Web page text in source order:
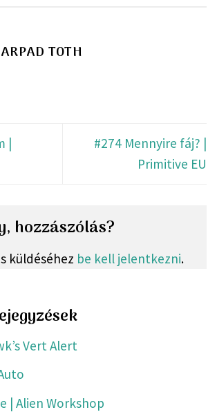
ARPAD TOTH
#274 Mennyire fáj? |
Primitive EU
hozzászólás?
küldéséhez be kell jelentkezni.
Vert Alert
| Alien Workshop